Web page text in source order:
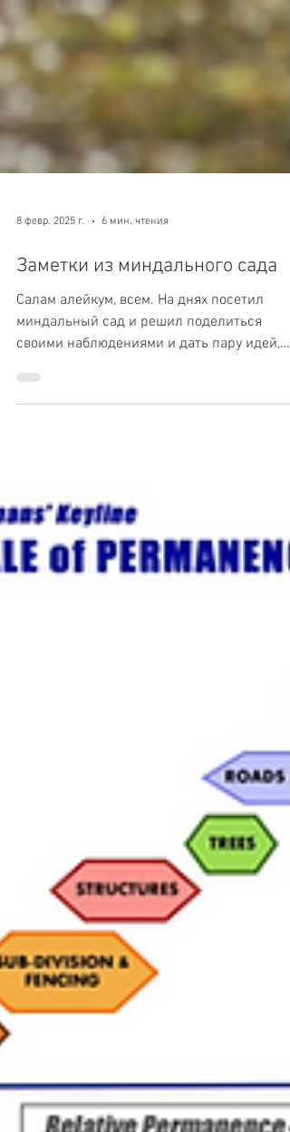
Заметки из миндального сада
миндальный сад и решил поделиться
своими наблюдениями и дать пару идей,